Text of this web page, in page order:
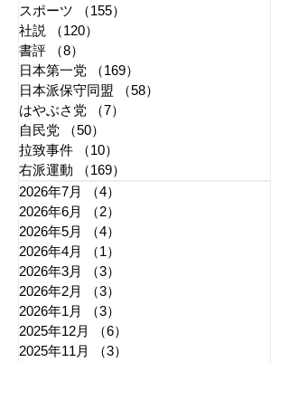
スポーツ
（155）
社説
（120）
書評
（8）
日本第一党
（169）
日本派保守同盟
（58）
はやぶさ党
（7）
自民党
（50）
拉致事件
（10）
右派運動
（169）
2026年7月
（4）
2026年6月
（2）
2026年5月
（4）
2026年4月
（1）
2026年3月
（3）
2026年2月
（3）
2026年1月
（3）
2025年12月
（6）
2025年11月
（3）